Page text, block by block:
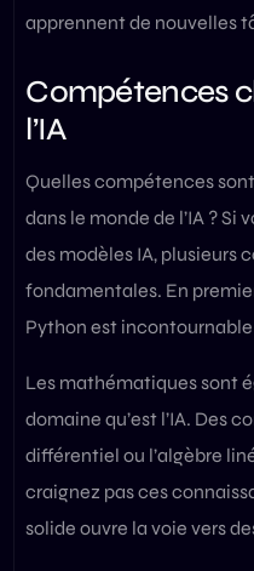
apprennent de nouvelles
Compétences
l’IA
Quelles compétences
dans le monde de l’IA ?
des modèles IA, plusieurs
fondamentales. En
Python est
Les mathématiques sont
domaine qu’est l’IA. Des
différentiel ou l’algèbre
craignez pas ces
solide ouvre la voie vers